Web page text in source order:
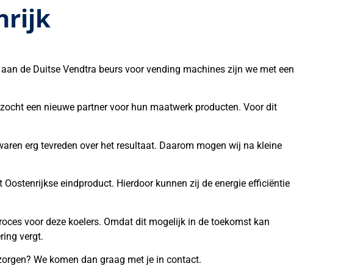
de Duitse Vendtra beurs voor vending machines zijn we met een
een nieuwe partner voor hun maatwerk producten. Voor dit
erg tevreden over het resultaat. Daarom mogen wij na kleine
eindproduct. Hierdoor kunnen zij de energie efficiëntie
voor deze koelers. Omdat dit mogelijk in de toekomst kan
vergt.
We komen dan graag met je in contact.